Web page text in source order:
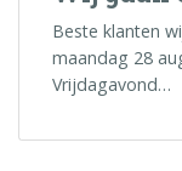
Beste klanten
maandag 28
Vrijdagavond…